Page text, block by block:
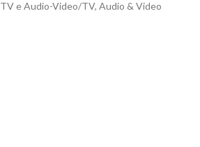
TV e Audio-Video/TV, Audio & Video